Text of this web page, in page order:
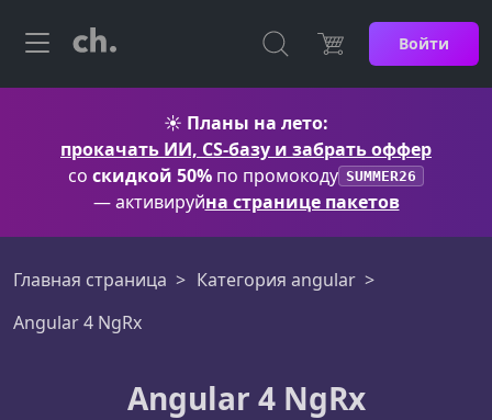
Войти
☀️ Планы на лето:
прокачать ИИ, CS-базу и забрать оффер
со скидкой 50% по промокоду SUMMER26
— активируйна странице пакетов
Главная страница
Категория angular
Angular 4 NgRx
Angular 4 NgRx